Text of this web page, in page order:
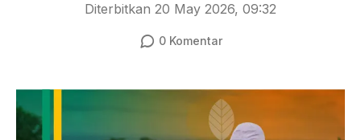
Diterbitkan 20 May 2026, 09:32
0Komentar